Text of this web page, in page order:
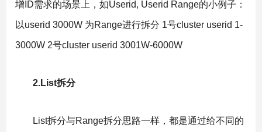
增ID需求的场景上，如Userid, Userid Range的小例子：
以userid 3000W 为Range进行拆分 1号cluster userid 1-
3000W 2号cluster userid 3001W-6000W
2.List拆分
List拆分与Range拆分思路一样，都是通过给不同的